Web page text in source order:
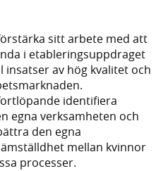
sitt arbete med att
i etableringsuppdraget
av hög kvalitet och
identifiera
egna verksamheten och
den egna
mellan kvinnor
processer.